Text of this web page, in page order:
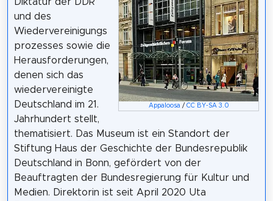
Appaloosa / CC BY-SA 3.0
und des
Wiedervereinigungs
prozesses sowie die
Herausforderungen,
denen sich das
wiedervereinigte
Deutschland im 21.
Jahrhundert stellt,
thematisiert. Das Museum ist ein Standort der
Stiftung Haus der Geschichte der Bundesrepublik
Deutschland in Bonn, gefördert von der
Beauftragten der Bundesregierung für Kultur und
Medien. Direktorin ist seit April 2020 Uta